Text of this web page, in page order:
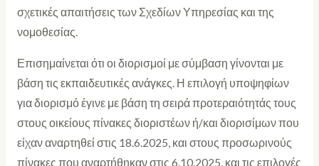
σχετικές απαιτήσεις των Σχεδίων Υπηρεσίας και της
νομοθεσίας.
Επισημαίνεται ότι οι διορισμοί με σύμβαση γίνονται με
βάση τις εκπαιδευτικές ανάγκες. Η επιλογή υποψηφίων
για διορισμό έγινε με βάση τη σειρά προτεραιότητάς τους
στους οικείους πίνακες διοριστέων ή/και διορισίμων που
είχαν αναρτηθεί στις 18.6.2025, και στους προσωρινούς
πίνακες που αναρτήθηκαν στις 6.10.2025, και τις επιλογές